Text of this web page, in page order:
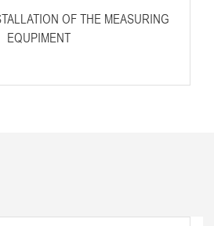
OF THE MEASURING
EQUPIMENT